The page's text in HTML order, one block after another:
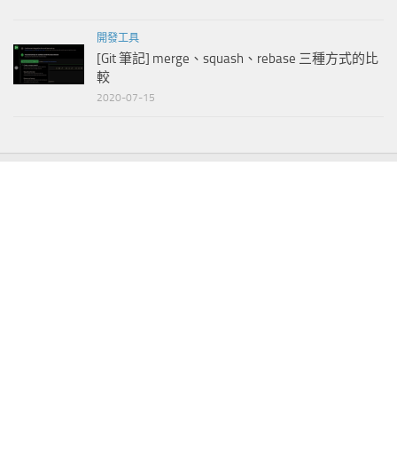
開發工具
[Git 筆記] merge、squash、rebase 三種方式的比
較
2020-07-15